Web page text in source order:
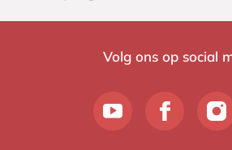
Volg ons op social